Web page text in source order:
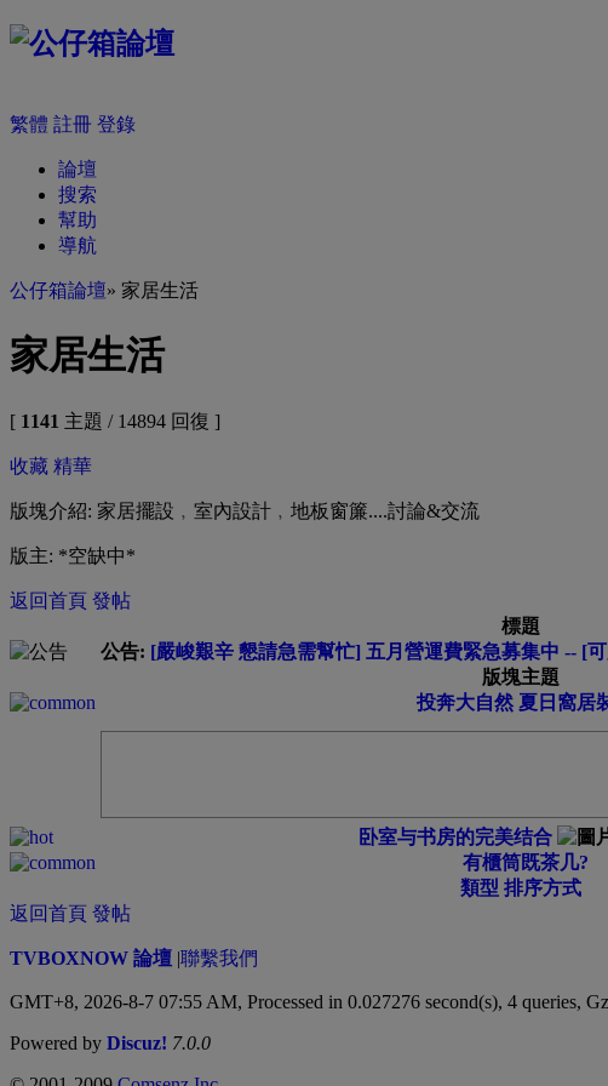
繁體 註冊 登錄
論壇
搜索
幫助
導航
公仔箱論壇» 家居生活
家居生活
[ 1141 主題 / 14894 回復 ]
收藏 精華
版塊介紹: 家居擺設﹐室內設計﹐地板窗簾....討論&交流
版主: *空缺中*
返回首頁 發帖
標題
公告: [嚴峻艱辛 懇請急需幫忙] 五月營運費緊急募集中 -- [
版塊主題
投奔大自然 夏日窩居
卧室与书房的完美结合
有櫃筒既茶几?
類型 排序方式
返回首頁 發帖
TVBOXNOW 論壇 |聯繫我們
GMT+8, 2026-8-7 07:55 AM, Processed in 0.027276 second(s), 4 queries,
Powered by Discuz! 7.0.0